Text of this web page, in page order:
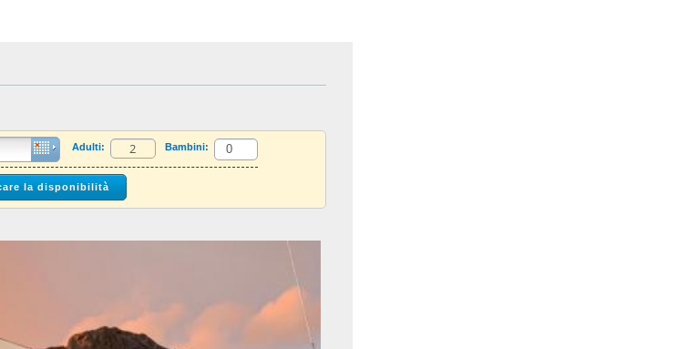
Adulti: Bambini: